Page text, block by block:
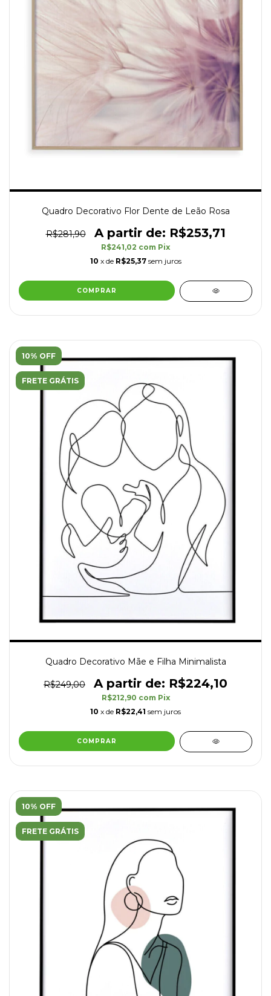
Quadro Decorativo Flor Dente de Leão Rosa
R$281,90 R$253,71
R$241,02 com Pix
10 x de R$25,37 sem juros
COMPRAR
10% OFF
FRETE GRÁTIS
Quadro Decorativo Mãe e Filha Minimalista
R$249,00 R$224,10
R$212,90 com Pix
10 x de R$22,41 sem juros
COMPRAR
10% OFF
FRETE GRÁTIS